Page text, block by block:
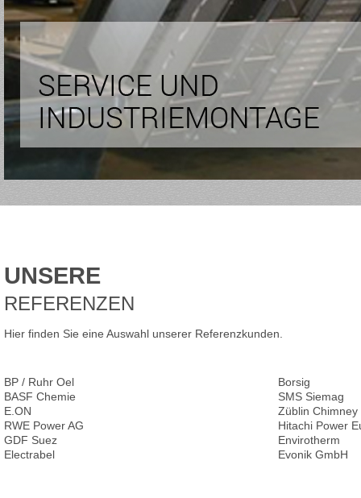
UNSERE
REFERENZEN
Hier finden Sie eine Auswahl unserer Referenzkunden.
BP / Ruhr Oel
BASF Chemie
E.ON
RWE Power AG
GDF Suez
Electrabel
Borsig
SMS Siemag
Züblin
Hitachi Power
Envirotherm
Evonik GmbH